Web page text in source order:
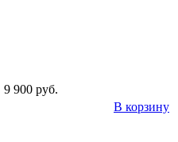
9 900 руб.
В корзину